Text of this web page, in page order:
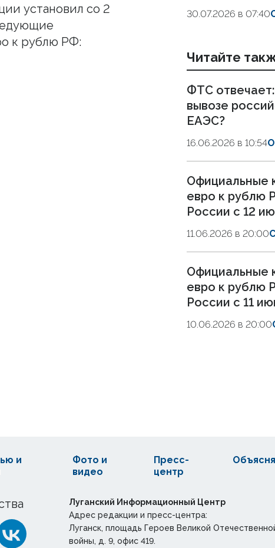
установил со 2
к рублю РФ:
30.07.2026 в 07:40
Читайте
ФТС отвечает:
вывозе
ЕАЭС?
16.06.2026 в 10:54
Официальные
евро к рублю
России с 12
11.06.2026 в 20:00
Официальные
евро к рублю
России с 11
10.06.2026 в 20:00
и
Фото и
видео
Пресс-
центр
Луганский Информационный Центр
Адрес редакции и пресс-центра:
Луганск, площадь Героев Великой
войны, д. 9, офис 419.